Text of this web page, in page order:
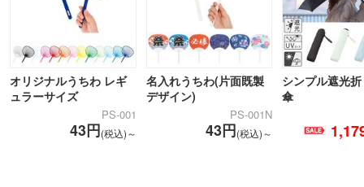
オリジナルうちわ レギ
ュラーサイズ
PS-001
43円(税込)～
名入れうちわ(片面既製
デザイン)
PS-001N
43円(税込)～
シンプル遮光
傘